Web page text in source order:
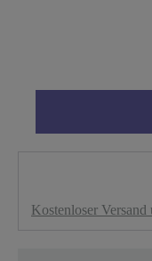
Kostenloser